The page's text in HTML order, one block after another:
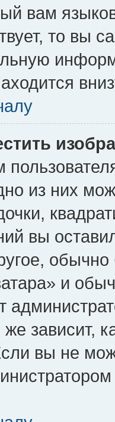
вам
то вы
из них
вы
и
же зависит,
вы не